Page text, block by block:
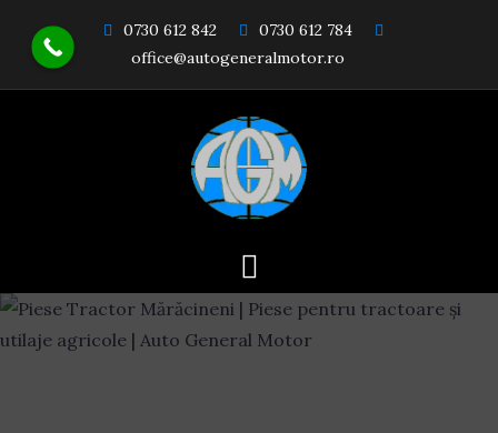
0730 612 842
0730 612 784
office@autogeneralmotor.ro